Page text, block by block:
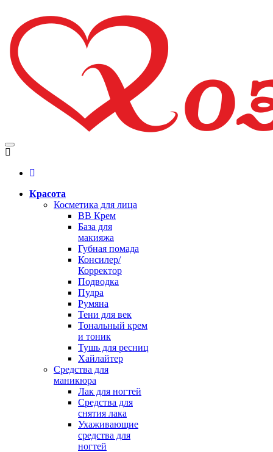
Красота
Косметика для лица
BB Крем
База для
макияжа
Губная помада
Консилер/
Корректор
Подводка
Пудра
Румяна
Тени для век
Тональный крем
и тоник
Тушь для ресниц
Хайлайтер
Средства для
маникюра
Лак для ногтей
Средства для
снятия лака
Ухаживающие
средства для
ногтей